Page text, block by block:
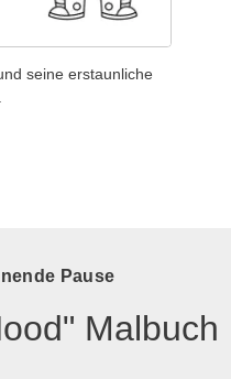
seine erstaunliche
Pause
Malbuch